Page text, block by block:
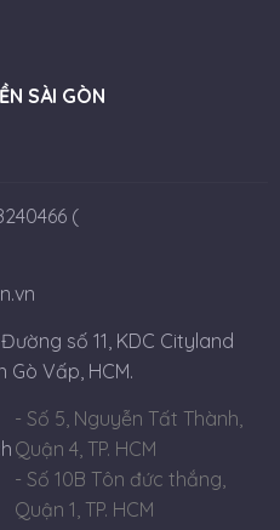
SÀI GÒN
(
số 11, KDC Cityland
Gò Vấp, HCM.
- Số 5, Nguyễn Tất Thành,
Quận 4, TP. HCM
- Số 10B Tôn đức thắng,
Quận 1, TP. HCM